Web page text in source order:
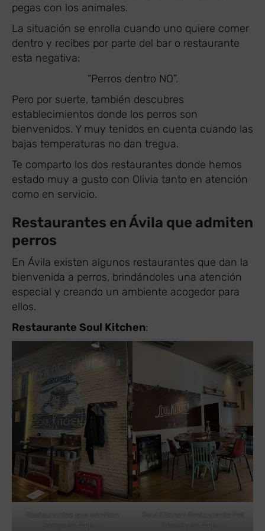
pegas con los animales.
La situación se enrolla cuando uno quiere comer
dentro y recibes por parte del bar o restaurante
esta negativa:
“Perros dentro NO”.
Pero por suerte, también descubres
establecimientos donde los perros son
bienvenidos. Y muy tenidos en cuenta cuando las
bajas temperaturas no dan tregua.
Te comparto los dos restaurantes donde hemos
estado muy a gusto con Olivia tanto en atención
como en servicio.
Restaurantes en Ávila que admiten
perros
En Ávila existen algunos restaurantes que dan la
bienvenida a perros, brindándoles una atención
especial y creando un ambiente acogedor para
ellos.
Restaurante Soul Kitchen:
perros en Ávila –
friendly en Ávila –